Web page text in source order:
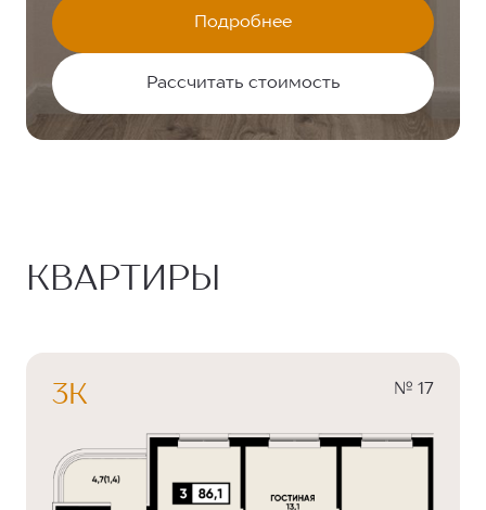
Подробнее
Рассчитать стоимость
КВАРТИРЫ
3К № 17